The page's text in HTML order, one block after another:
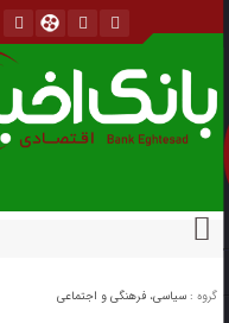
گروه : سیاسی، فرهنگی و اجتماعی